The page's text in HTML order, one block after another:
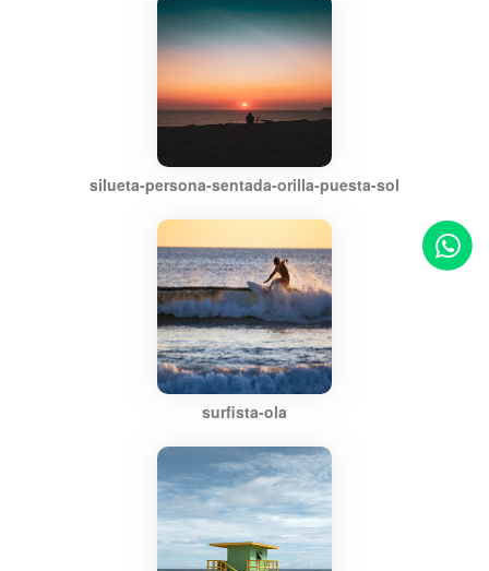
silueta-persona-sentada-orilla-puesta-sol
surfista-ola